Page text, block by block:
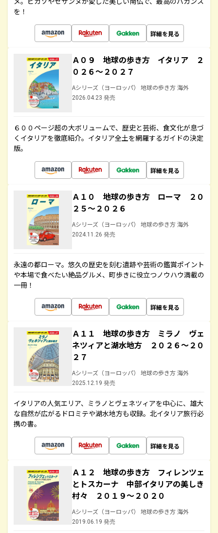
を！
詳細を見る
Ａ０９ 地球の歩き方 イタリア ２
０２６～２０２７
Aシリーズ（ヨーロッパ） 地球の歩き方 海外
2026.04.23 発売
６００ページ超の大ボリュームで、歴史と芸術、食文化が息づ
くイタリアを徹底紹介。イタリア全土を網羅するガイドの決定
版。
詳細を見る
Ａ１０ 地球の歩き方 ローマ ２０
２５～２０２６
Aシリーズ（ヨーロッパ） 地球の歩き方 海外
2024.11.26 発売
永遠の都ローマ。悠久の歴史を刻む遺跡や芸術の鑑賞ポイント
や本場で食べたい絶品グルメ、町歩きに役立つノウハウ満載の
一冊！
詳細を見る
Ａ１１ 地球の歩き方 ミラノ ヴェ
ネツィアと湖水地方 ２０２６～２０
２７
Aシリーズ（ヨーロッパ） 地球の歩き方 海外
2025.12.19 発売
イタリアの人気エリア、ミラノとヴェネツィアを中心に、雄大
な自然が広がるドロミテや湖水地方も収録。北イタリア旅行必
携の書。
詳細を見る
Ａ１２ 地球の歩き方 フィレンツェ
とトスカーナ 中部イタリアの美しき
村々 ２０１９～２０２０
Aシリーズ（ヨーロッパ） 地球の歩き方 海外
2019.06.19 発売